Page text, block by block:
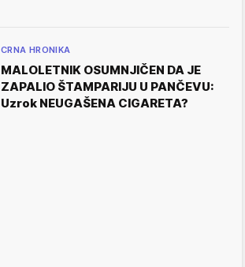
CRNA HRONIKA
MALOLETNIK OSUMNJIČEN DA JE
ZAPALIO ŠTAMPARIJU U PANČEVU:
Uzrok NEUGAŠENA CIGARETA?